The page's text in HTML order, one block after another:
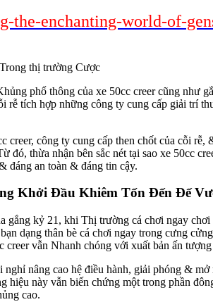
the-enchanting-world-of-
phổ thông của xe 50cc creer cũng
tích hợp những công ty cung cấp giải trí
creer, công ty cung cấp then chốt của cỗi
đó, thừa nhận bên sắc nét tại sao xe 50cc
đáng an toàn & đáng tin cậy.
Khởi Đầu Khiêm Tốn Đến Đế
gắng kỷ 21, khi Thị trường cá chơi ngay
dạng thân bè cá chơi ngay trong cưng
vẫn Nhanh chóng với xuất bản ấn
nâng cao hệ điều hành, giải phóng &
hiệu này vẫn biến chứng một trong phần
cao.